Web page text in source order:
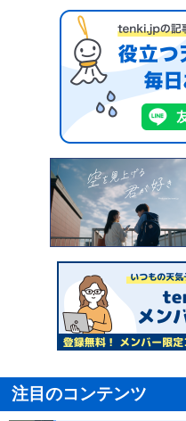
注目のコンテンツ